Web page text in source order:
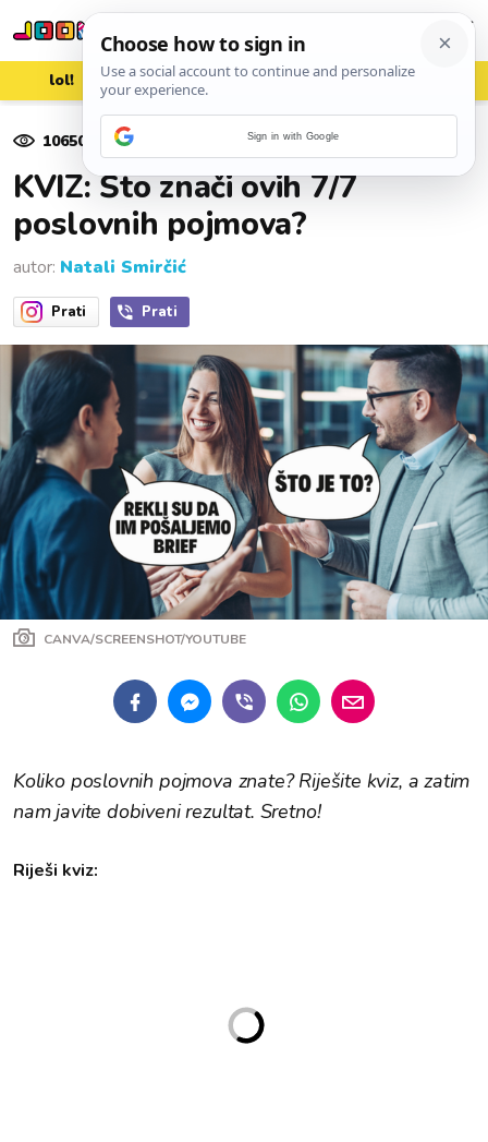
lol! aww vrh! woot?!
10650 pregleda
KVIZ: Što znači ovih 7/7
poslovnih pojmova?
autor: Natali Smirčić
Prati Prati
CANVA/SCREENSHOT/YOUTUBE
Koliko poslovnih pojmova znate? Riješite kviz, a zatim
nam javite dobiveni rezultat. Sretno!
Riješi kviz:
Sign in with Google